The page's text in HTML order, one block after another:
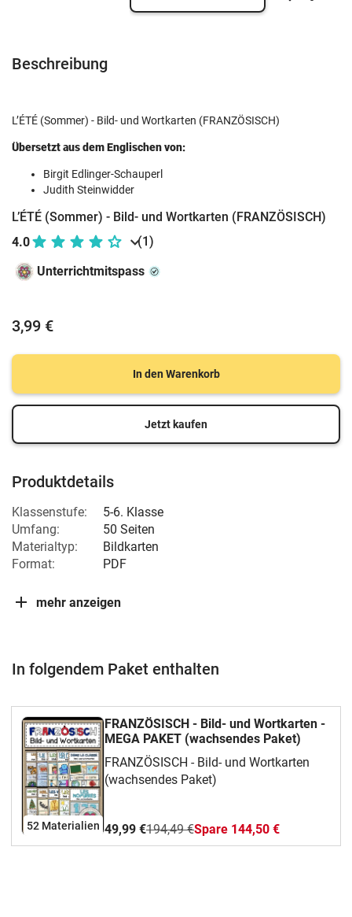
Beschreibung
L’ÉTÉ (Sommer) - Bild- und Wortkarten (FRANZÖSISCH)
Übersetzt aus dem Englischen von:
Birgit Edlinger-Schauperl
Judith Steinwidder
L’ÉTÉ (Sommer) - Bild- und Wortkarten (FRANZÖSISCH)
4.0
(1)
Unterrichtmitspass
3,99 €
In den Warenkorb
Jetzt kaufen
Produktdetails
Klassenstufe:
5-6. Klasse
Umfang:
50 Seiten
Materialtyp:
Bildkarten
Format:
PDF
mehr anzeigen
In folgendem Paket enthalten
52 Materialien
FRANZÖSISCH - Bild- und Wortkarten -
MEGA PAKET (wachsendes Paket)
FRANZÖSISCH - Bild- und Wortkarten
(wachsendes Paket)
49,99 €194,49 €Spare 144,50 €